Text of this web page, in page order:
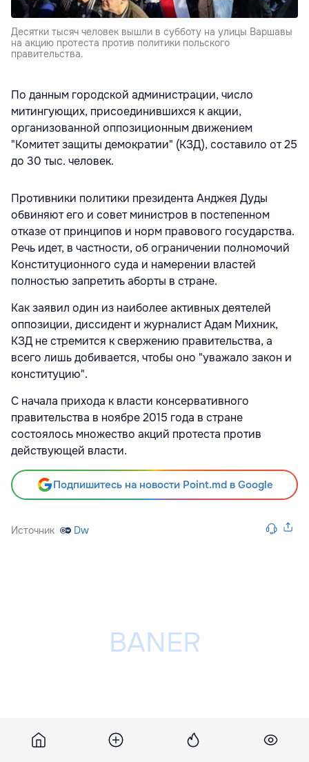
Десятки тысяч человек вышли в субботу на улицы Варшавы
на акцию протеста против политики польского
правительства.
По данным городской администрации, число
митингующих, присоединившихся к акции,
организованной оппозиционным движением
"Комитет защиты демократии" (КЗД), составило от 25
до 30 тыс. человек.
Противники политики президента Анджея Дуды
обвиняют его и совет министров в постепенном
отказе от принципов и норм правового государства.
Речь идет, в частности, об ограничении полномочий
Конституционного суда и намерении властей
полностью запретить аборты в стране.
Как заявил один из наиболее активных деятелей
оппозиции, диссидент и журналист Адам Михник,
КЗД не стремится к свержению правительства, а
всего лишь добивается, чтобы оно "уважало закон и
конституцию".
С начала прихода к власти консервативного
правительства в ноябре 2015 года в стране
состоялось множество акций протеста против
действующей власти.
Подпишитесь на новости Point.md в Google
Источник Dw
Разместить рекламу на сайте